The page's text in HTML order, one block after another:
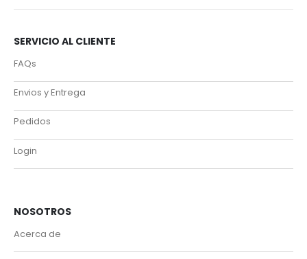
SERVICIO AL CLIENTE
FAQs
Envios y Entrega
Pedidos
Login
NOSOTROS
Acerca de